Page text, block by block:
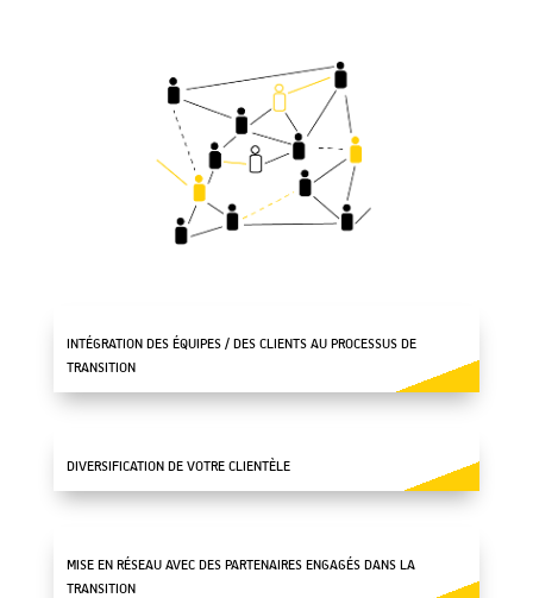
INTÉGRATION DES ÉQUIPES / DES CLIENTS AU PROCESSUS DE
TRANSITION
DIVERSIFICATION DE VOTRE CLIENTÈLE
MISE EN RÉSEAU AVEC DES PARTENAIRES ENGAGÉS DANS LA
TRANSITION